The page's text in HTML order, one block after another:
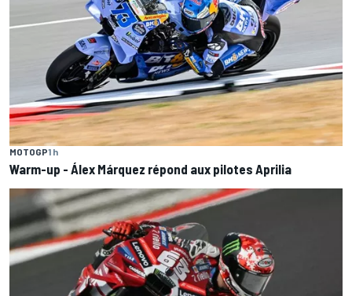
MOTOGP1 h
Warm-up - Álex Márquez répond aux pilotes Aprilia